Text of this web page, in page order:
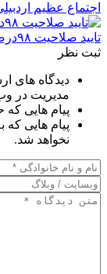
اجتماع عظیم
تایید صلاحیت ۹۸درصد نامزدهای شوراهای روستای اردبیل
ثبت نظر
دیدگاه های
مدیریت در
پیام هایی که
پیام هایی که
نخواهد شد.